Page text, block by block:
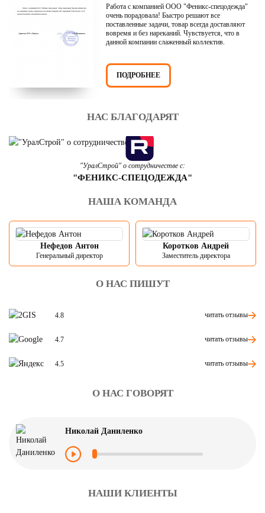
Работа с компанией ООО "Феникс-спецодежда"
очень порадовала! Быстро решают все
поставленные задачи, товар всегда доставляют
вовремя и без нареканий. Чувствуется, что в
данной компании слаженный коллектив.
ПОДРОБНЕЕ
НАС БЛАГОДАРЯТ
"УралСтрой" о сотрудничестве с:
"ФЕНИКС-СПЕЦОДЕЖДА"
НАША КОМАНДА
Нефедов Антон
Генеральный директор
Коротков Андрей
Заместитель директора
О НАС ПИШУТ
4.8 читать отзывы
4.7 читать отзывы
4.5 читать отзывы
О НАС ГОВОРЯТ
Николай Даниленко
НАШИ КЛИЕНТЫ